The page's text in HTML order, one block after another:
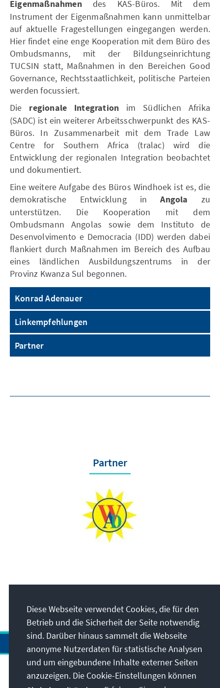
Eigenmaßnahmendes KAS-Büros. Mit dem
Instrument der Eigenmaßnahmen kann unmittelbar
auf aktuelle Fragestellungen eingegangen werden.
Hier findet eine enge Kooperation mit dem Büro des
Ombudsmanns, mit der Bildungseinrichtung
TUCSIN statt, Maßnahmen in den Bereichen Good
Governance, Rechtsstaatlichkeit, politische Parteien
werden focussiert.
Die regionale Integration im Südlichen Afrika
(SADC) ist ein weiterer Arbeitsschwerpunkt des KAS-
Büros. In Zusammenarbeit mit dem Trade Law
Centre for Southern Africa (tralac) wird die
Entwicklung der regionalen Integration beobachtet
und dokumentiert.
Eine weitere Aufgabe des Büros Windhoek ist es, die
demokratische Entwicklung inAngola zu
unterstützen. Die Kooperation mit dem
Ombudsmann Angolas sowie dem Instituto de
Desenvolvimento e Democracia (IDD) werden dabei
flankiert durch Maßnahmen im Bereich des Aufbau
eines ländlichen Ausbildungszentrums in der
Provinz Kwanza Sul begonnen.
Konrad Adenauer
Linkempfehlungen
Partner
Partner
Anschrift
Diese Webseite verwendet Cookies, die für den
Betrieb und die Sicherheit der Seite notwendig
sind. Darüber hinaus sammelt die Webseite
anonyme Nutzerdaten für statistische Analysen
und um eingebundene Inhalte externer Seiten
anzuzeigen. Die Cookie-Einstellungen können